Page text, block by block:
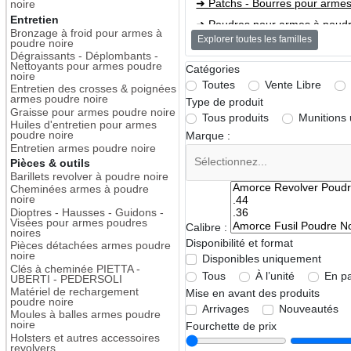
noire
Entretien
Bronzage à froid pour armes à
poudre noire
Dégraissants - Déplombants -
Nettoyants pour armes poudre
noire
Entretien des crosses & poignées
armes poudre noire
Graisse pour armes poudre noire
Huiles d'entretien pour armes
poudre noire
Entretien armes poudre noire
Pièces & outils
Barillets revolver à poudre noire
Cheminées armes à poudre
noire
Dioptres - Hausses - Guidons -
Visées pour armes poudres
noires
Pièces détachées armes poudre
noire
Clés à cheminée PIETTA -
UBERTI - PEDERSOLI
Matériel de rechargement
poudre noire
Moules à balles armes poudre
noire
Holsters et autres accessoires
revolvers
➜ Patchs - Bourres pour
➜ Poudres pour armes à
Entretien
➜ Bronzage à froid pour armes
➜ Dégraissants -
➜ Entretien des crosses &
➜ Graisse pour armes poudre
➜ Huiles d'entretien pour
Pièces & outils
➜ Barillets revolver à poudre
➜ Cheminées armes à poudre
➜ Dioptres - Hausses -
➜ Pièces détachées armes
➜ Clés à cheminée PIETTA -
➜ Matériel de rechargement
Explorer toutes les familles
Catégories
Toutes
Vente Libre
Type de produit
Tous produits
Munitions
Marque :
Calibre :
Disponibilité et format
Disponibles uniquement
Tous
À l’unité
En
Mise en avant des produits
Arrivages
Nouveautés
Fourchette de prix